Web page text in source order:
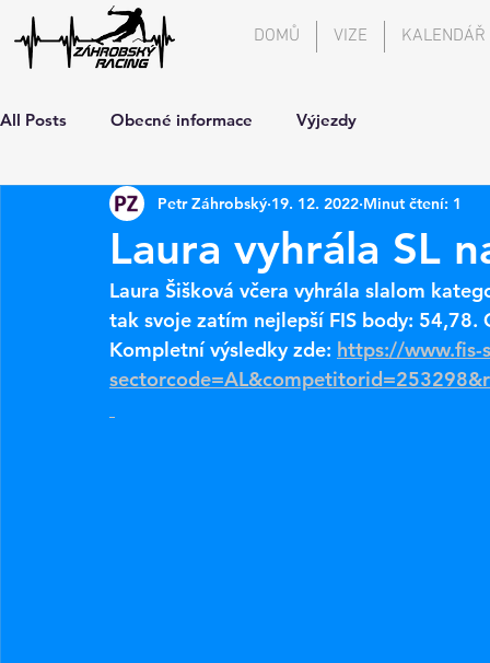
DOMŮ VIZE KALENDÁŘ
All Posts Obecné informace Výjezdy
Laura vyhrála SL
Petr Záhrobský 19. 12. 2022 Minut čtení: 1
Laura Šišková včera vyhrála slalom
tak svoje zatím nejlepší FIS body: 54,78.
Kompletní výsledky zde: https://www.fis-